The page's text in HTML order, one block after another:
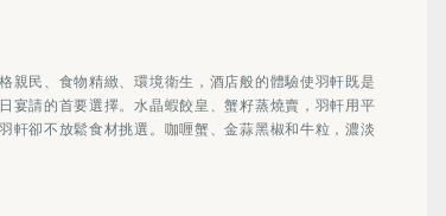
親民、食物精緻、環境衛生，酒店般的體驗使羽軒既是
宴請的首要選擇。水晶蝦餃皇、蟹籽蒸燒賣，羽軒用平
軒卻不放鬆食材挑選。咖喱蟹、金蒜黑椒和牛粒，濃淡